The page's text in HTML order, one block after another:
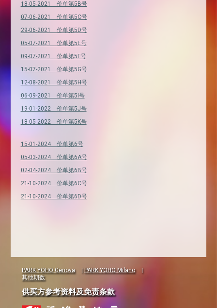
18-05-2021 价单第5B号
07-06-2021 价单第5C号
29-06-2021 价单第5D号
05-07-2021 价单第5E号
09-07-2021 价单第5F号
15-07-2021 价单第5G号
12-08-2021 价单第5H号
06-09-2021 价单第5I号
19-01-2022 价单第5J号
18-05-2022 价单第5K号
15-01-2024 价单第6号
05-03-2024 价单第6A号
02-04-2024 价单第6B号
21-10-2024 价单第6C号
21-10-2024 价单第6D号
PARK YOHO Genova | PARK YOHO Milano
|
其他期数
供买方参考资料及免责条款